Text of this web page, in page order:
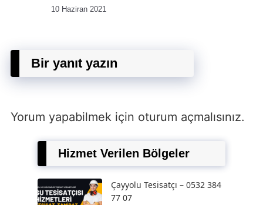
10 Haziran 2021
Bir yanıt yazın
Yorum yapabilmek için oturum açmalısınız.
Hizmet Verilen Bölgeler
Çayyolu Tesisatçı – 0532 384
77 07